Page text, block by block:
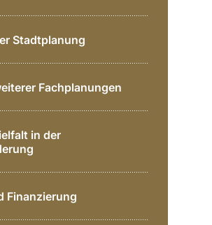
Hauptinhalte
Stadtplanung
Fachplanungen
in der
Finanzierung